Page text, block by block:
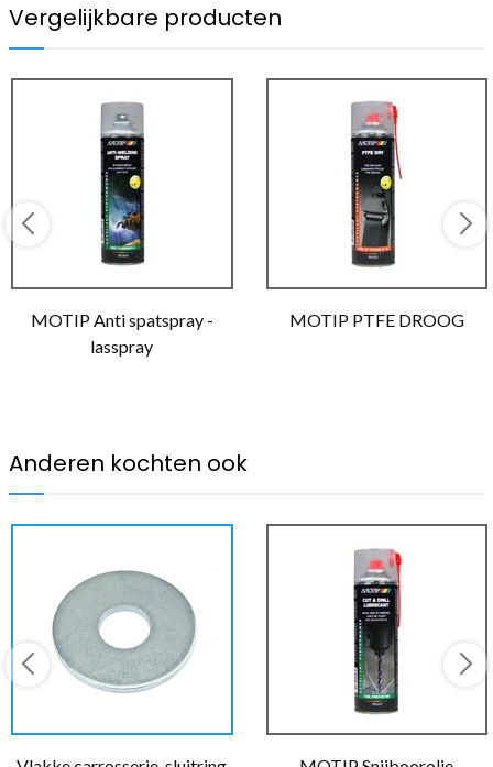
Vergelijkbare producten
MOTIP Anti spatspray -
lasspray
MOTIP PTFE DROOG
Anderen kochten ook